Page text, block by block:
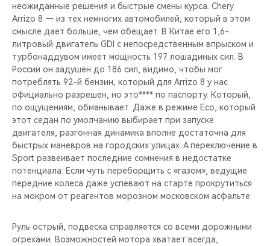
неожиданные решения и быстрые смены курса. Chery
Arrizo 8 — из тех немногих автомобилей, который в этом
смысле дает больше, чем обещает. В Китае его 1,6-
литровый двигатель GDI с непосредственным впрыском и
турбонаддувом имеет мощность 197 лошадиных сил. В
России он задушен до 186 сил, видимо, чтобы мог
потреблять 92-й бензин, который для Arrizo 8 у нас
официально разрешен, но это**** по паспорту. Который,
по ощущениям, обманывает. Даже в режиме Eco, который
этот седан по умолчанию выбирает при запуске
двигателя, разгонная динамика вполне достаточна для
быстрых маневров на городских улицах. А переключение в
Sport развеивает последние сомнения в недостатке
потенциала. Если чуть переборщить с «газом», ведущие
передние колеса даже успевают на старте прокрутиться
на мокром от реагентов морозном московском асфальте.
Руль острый, подвеска справляется со всеми дорожными
огрехами. Возможностей мотора хватает всегда,